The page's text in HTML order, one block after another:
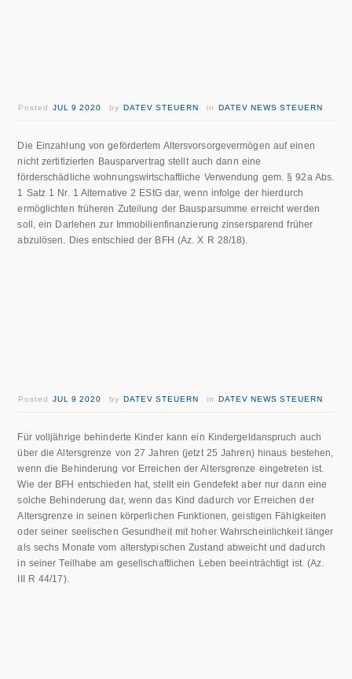
PostedJUL 9 2020 byDATEV STEUERN inDATEV NEWS STEUERN
Die Einzahlung von gefördertem Altersvorsorgevermögen auf einen
nicht zertifizierten Bausparvertrag stellt auch dann eine
förderschädliche wohnungswirtschaftliche Verwendung gem. § 92a Abs.
1 Satz 1 Nr. 1 Alternative 2 EStG dar, wenn infolge der hierdurch
ermöglichten früheren Zuteilung der Bausparsumme erreicht werden
soll, ein Darlehen zur Immobilienfinanzierung zinsersparend früher
abzulösen. Dies entschied der BFH (Az. X R 28/18).
PostedJUL 9 2020 byDATEV STEUERN inDATEV NEWS STEUERN
Für volljährige behinderte Kinder kann ein Kindergeldanspruch auch
über die Altersgrenze von 27 Jahren (jetzt 25 Jahren) hinaus bestehen,
wenn die Behinderung vor Erreichen der Altersgrenze eingetreten ist.
Wie der BFH entschieden hat, stellt ein Gendefekt aber nur dann eine
solche Behinderung dar, wenn das Kind dadurch vor Erreichen der
Altersgrenze in seinen körperlichen Funktionen, geistigen Fähigkeiten
oder seiner seelischen Gesundheit mit hoher Wahrscheinlichkeit länger
als sechs Monate vom alterstypischen Zustand abweicht und dadurch
in seiner Teilhabe am gesellschaftlichen Leben beeinträchtigt ist. (Az.
III R 44/17).